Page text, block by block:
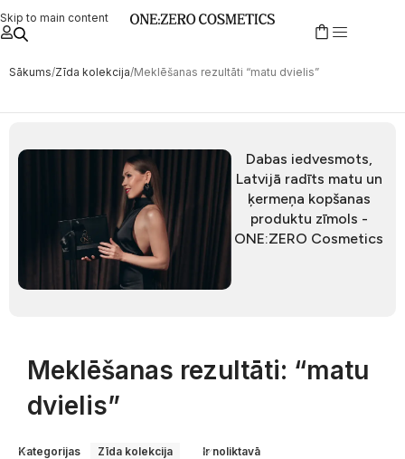
Skip to main content
Sākums Zīda kolekcija Meklēšanas rezultāti “matu dvielis”
Dabas iedvesmots,
Latvijā radīts matu un
ķermeņa kopšanas
produktu zīmols -
ONE:ZERO Cosmetics
Meklēšanas rezultāti: “matu
dvielis”
Kategorijas Zīda kolekcija Ir noliktavā